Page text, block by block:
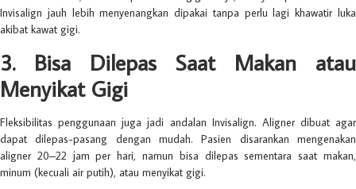
Invisalign jauh lebih menyenangkan dipakai tanpa perlu lagi khawatir luka
akibat kawat gigi.
3. Bisa Dilepas Saat Makan atau
Menyikat Gigi
Fleksibilitas penggunaan juga jadi andalan Invisalign. Aligner dibuat agar
dapat dilepas-pasang dengan mudah. Pasien disarankan mengenakan
aligner 20–22 jam per hari, namun bisa dilepas sementara saat makan,
minum (kecuali air putih), atau menyikat gigi.